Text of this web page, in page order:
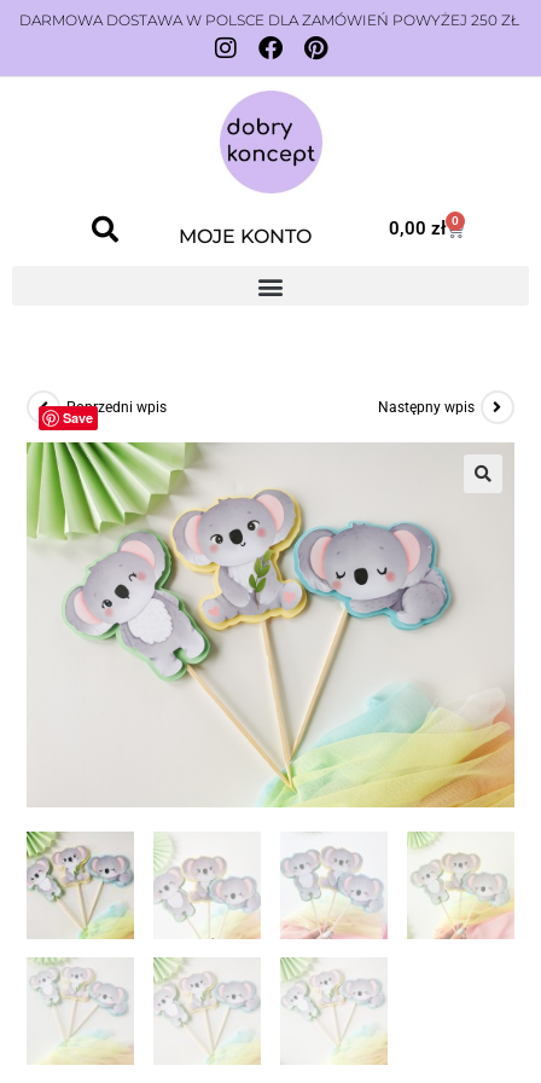
DARMOWA DOSTAWA W POLSCE DLA ZAMÓWIEŃ POWYŻEJ 250 ZŁ
MOJE KONTO 0,00zł 0
Poprzedni wpis Następny wpis
Save